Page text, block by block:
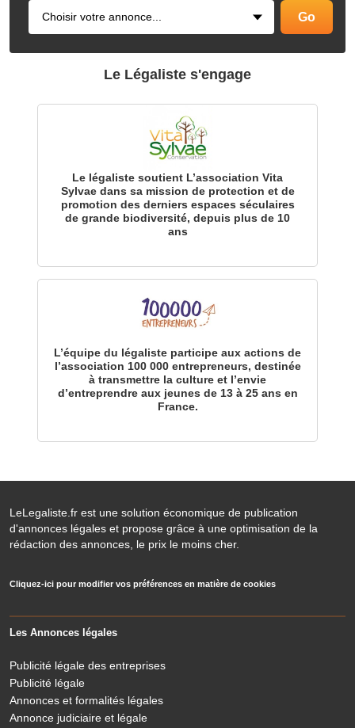
Le Légaliste s'engage
Le légaliste soutient L’association Vita
Sylvae dans sa mission de protection et de
promotion des derniers espaces séculaires
de grande biodiversité, depuis plus de 10
ans
L’équipe du légaliste participe aux actions de
l’association 100 000 entrepreneurs, destinée
à transmettre la culture et l’envie
d’entreprendre aux jeunes de 13 à 25 ans en
France.
LeLegaliste.fr est une solution économique de publication
d'annonces légales et propose grâce à une optimisation de la
rédaction des annonces, le prix le moins cher.
Cliquez-ici pour modifier vos préférences en matière de cookies
Les Annonces légales
Publicité légale des entreprises
Publicité légale
Annonces et formalités légales
Annonce judiciaire et légale